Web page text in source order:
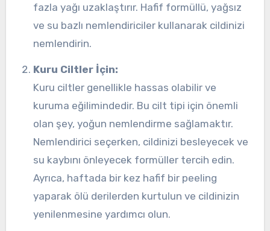
fazla yağı uzaklaştırır. Hafif formüllü, yağsız
ve su bazlı nemlendiriciler kullanarak cildinizi
nemlendirin.
Kuru Ciltler İçin:
Kuru ciltler genellikle hassas olabilir ve
kuruma eğilimindedir. Bu cilt tipi için önemli
olan şey, yoğun nemlendirme sağlamaktır.
Nemlendirici seçerken, cildinizi besleyecek ve
su kaybını önleyecek formüller tercih edin.
Ayrıca, haftada bir kez hafif bir peeling
yaparak ölü derilerden kurtulun ve cildinizin
yenilenmesine yardımcı olun.